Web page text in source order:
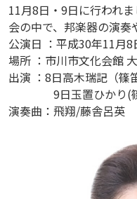
11月8日・9日に行われ
会の中で、邦楽器の演奏
公演日 ：平成30年11月
場所 ：市川市文化会館
出演 ：8日高木瑞記（篠
9日玉置ひかり(篠
演奏曲：飛翔/藤舎呂英